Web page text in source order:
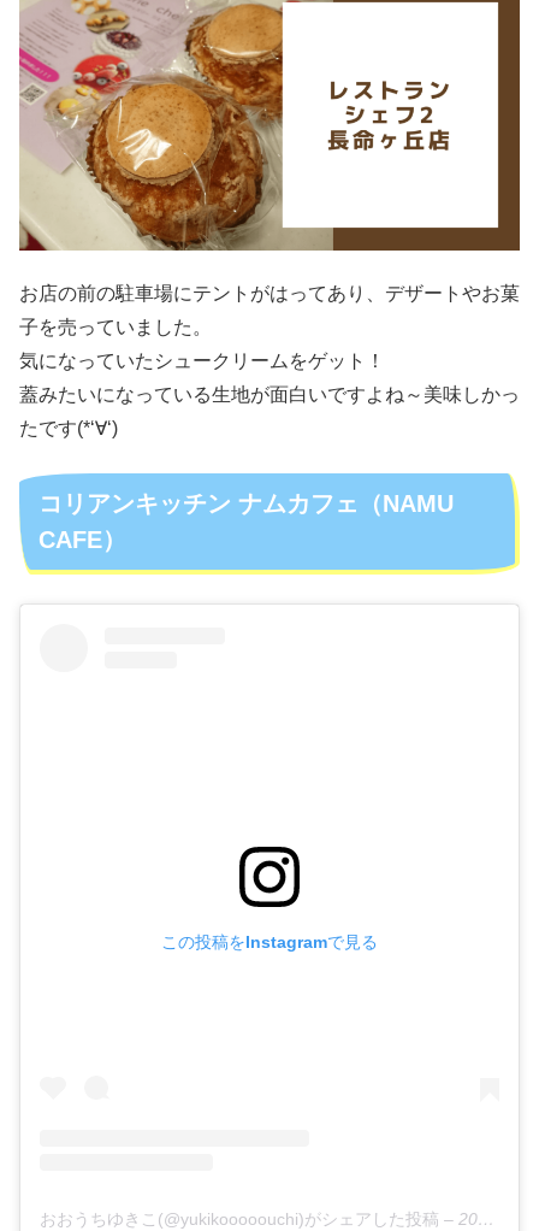
お店の前の駐車場にテントがはってあり、デザートやお菓
子を売っていました。
気になっていたシュークリームをゲット！
蓋みたいになっている生地が面白いですよね～美味しかっ
たです(*‘∀‘)
コリアンキッチン ナムカフェ（NAMU
CAFE）
この投稿をInstagramで見る
おおうちゆきこ(@yukikooooouchi)がシェアした投稿 – 2020年 4月月16日午後11時42分PDT